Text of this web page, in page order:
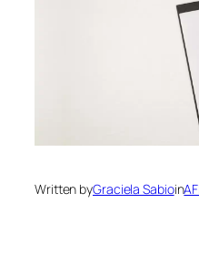
Written byGraciela Sabioin